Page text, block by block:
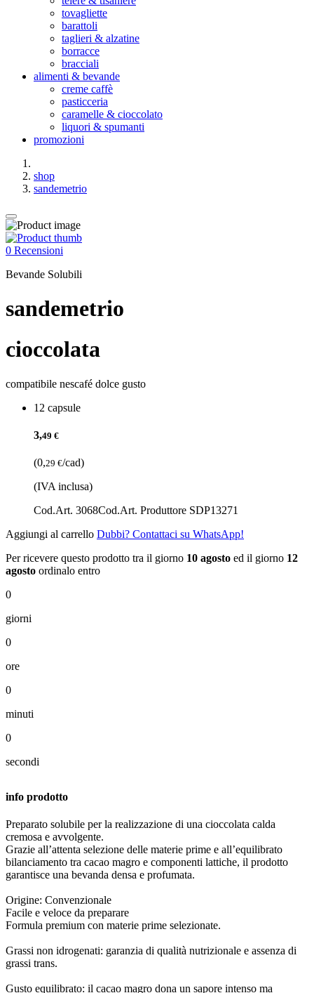
tovagliette
barattoli
taglieri & alzatine
borracce
bracciali
alimenti & bevande
creme caffè
pasticceria
caramelle & cioccolato
liquori & spumanti
promozioni
shop
sandemetrio
0 Recensioni
Bevande Solubili
sandemetrio
cioccolata
compatibile nescafé dolce gusto
12 capsule
3,49 €
(0,29 €/cad)
(IVA inclusa)
Cod.Art. 3068Cod.Art. Produttore SDP13271
Aggiungi al carrello Dubbi? Contattaci su WhatsApp!
Per ricevere questo prodotto tra il giorno 10 agosto ed il giorno 12
agosto ordinalo entro
0
giorni
0
ore
0
minuti
0
secondi
info prodotto
Preparato solubile per la realizzazione di una cioccolata calda
cremosa e avvolgente.
Grazie all’attenta selezione delle materie prime e all’equilibrato
bilanciamento tra cacao magro e componenti lattiche, il prodotto
garantisce una bevanda densa e profumata.
Origine: Convenzionale
Facile e veloce da preparare
Formula premium con materie prime selezionate.
Grassi non idrogenati: garanzia di qualità nutrizionale e assenza di
grassi trans.
Gusto equilibrato: il cacao magro dona un sapore intenso ma